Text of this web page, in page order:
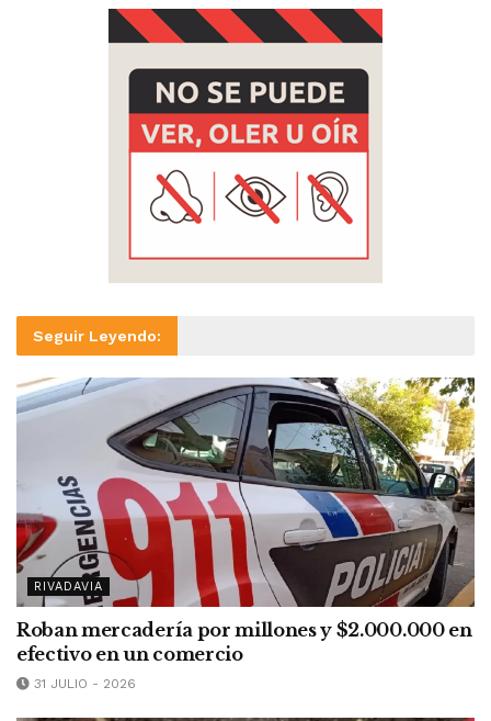
Seguir Leyendo:
RIVADAVIA
Roban mercadería por millones y $2.000.000 en
efectivo en un comercio
31 JULIO - 2026